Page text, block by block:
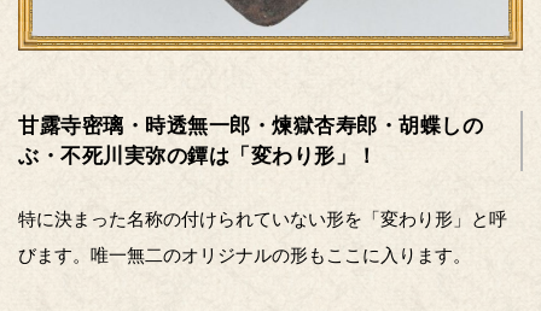
甘露寺密璃・時透無一郎・煉獄杏寿郎・胡蝶しの
ぶ・不死川実弥の鐔は「変わり形」！
特に決まった名称の付けられていない形を「変わり形」と呼
びます。唯一無二のオリジナルの形もここに入ります。